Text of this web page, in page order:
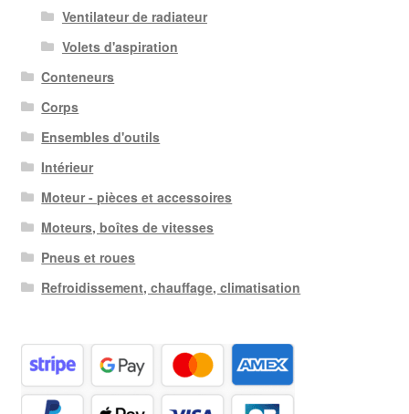
Ventilateur de radiateur
Volets d'aspiration
Conteneurs
Corps
Ensembles d'outils
Intérieur
Moteur - pièces et accessoires
Moteurs, boîtes de vitesses
Pneus et roues
Refroidissement, chauffage, climatisation